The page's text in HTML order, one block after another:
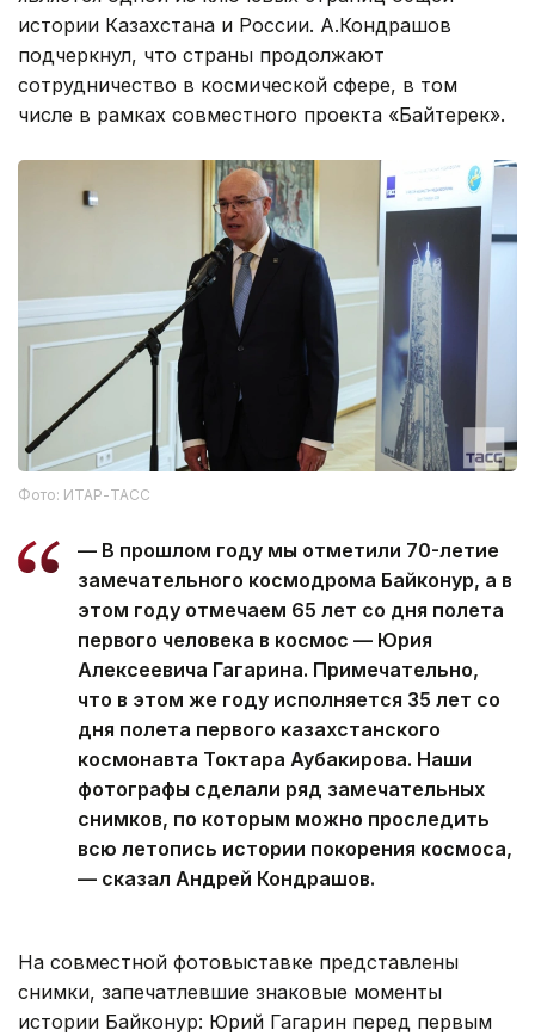
истории Казахстана и России. А.Кондрашов
подчеркнул, что страны продолжают
сотрудничество в космической сфере, в том
числе в рамках совместного проекта «Байтерек».
Фото: ИТАР-ТАСС
— В прошлом году мы отметили 70-летие
замечательного космодрома Байконур, а в
этом году отмечаем 65 лет со дня полета
первого человека в космос — Юрия
Алексеевича Гагарина. Примечательно,
что в этом же году исполняется 35 лет со
дня полета первого казахстанского
космонавта Токтара Аубакирова. Наши
фотографы сделали ряд замечательных
снимков, по которым можно проследить
всю летопись истории покорения космоса,
— сказал Андрей Кондрашов.
На совместной фотовыставке представлены
снимки, запечатлевшие знаковые моменты
истории Байконур: Юрий Гагарин перед первым